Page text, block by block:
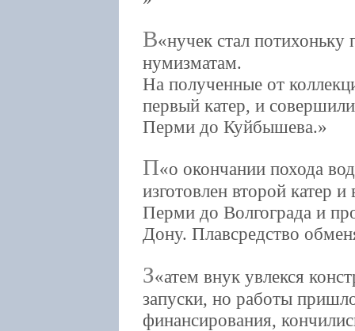
В нучек стал
нумизматам.
На полученные от
первый катер, и
Перми до Куйбышева.
П о окончании похода
изготовлен второй катер
Перми до Волгограда и
Дону. Плавсредство
З атем внук увлекся
запуски, но работы
финансирования,